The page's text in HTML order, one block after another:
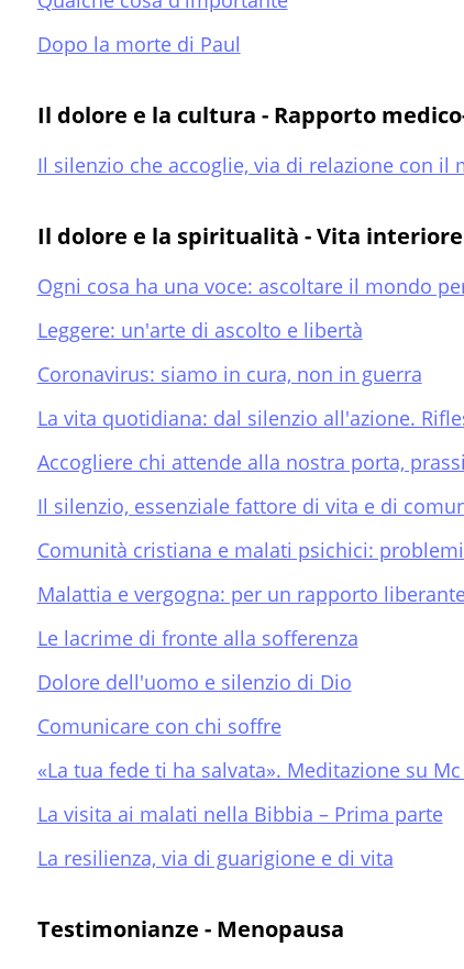
Dopo la morte di Paul
Il dolore e la cultura - Rapporto
Il silenzio che accoglie, via di relazione con il
Il dolore e la spiritualità - Vita
Ogni cosa ha una voce: ascoltare il mondo
Leggere: un'arte di ascolto e libertà
Coronavirus: siamo in cura, non in guerra
La vita quotidiana: dal silenzio all'azione.
Accogliere chi attende alla nostra porta,
Il silenzio, essenziale fattore di vita e di
Comunità cristiana e malati psichici:
Malattia e vergogna: per un rapporto
Le lacrime di fronte alla sofferenza
Dolore dell'uomo e silenzio di Dio
Comunicare con chi soffre
«La tua fede ti ha salvata». Meditazione su Mc
La visita ai malati nella Bibbia – Prima parte
La resilienza, via di guarigione e di vita
Testimonianze - Menopausa